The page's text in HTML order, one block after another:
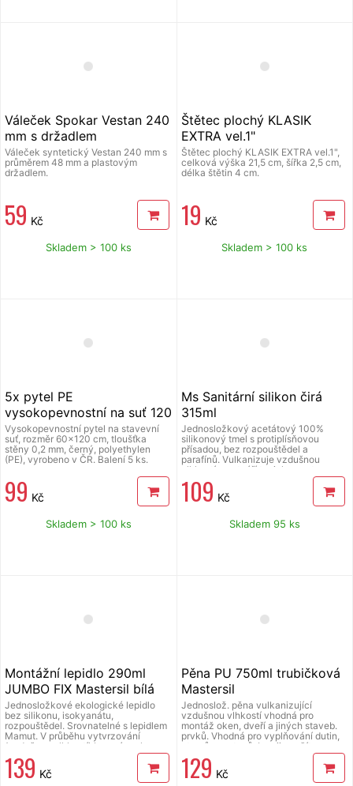
Váleček Spokar Vestan 240
mm s držadlem
Váleček syntetický Vestan 240 mm s
průměrem 48 mm a plastovým
držadlem.
59 Kč
Skladem > 100 ks
Štětec plochý KLASIK
EXTRA vel.1"
Štětec plochý KLASIK EXTRA vel.1",
celková výška 21,5 cm, šířka 2,5 cm,
délka štětin 4 cm.
19 Kč
Skladem > 100 ks
5x pytel PE
vysokopevnostní na suť 120
x 60 cm, tl. 200µ, ČR
Vysokopevnostní pytel na stavevní
suť, rozměr 60x120 cm, tloušťka
stěny 0,2 mm, černý, polyethylen
(PE), vyrobeno v ČR. Balení 5 ks.
99 Kč
Skladem > 100 ks
Ms Sanitární silikon čirá
315ml
Jednosložkový acetátový 100%
silikonový tmel s protiplísňovou
přísadou, bez rozpouštědel a
parafínů. Vulkanizuje vzdušnou
vlhkostí a vytváří typickou octovou
vůni. Odolává UV záření, má
minimální smrštění, je barevně stálý,
nelze přetírat. Vhodný zejména pro
myčky aut, výrobu oken a dveří... s
požadavky na vysokou životnost,
109 Kč
Skladem 95 ks
Montážní lepidlo 290ml
JUMBO FIX Mastersil bílá
Jednosložkové ekologické lepidlo
bez silikonu, isokyanátu,
rozpouštědel. Srovnatelné s lepidlem
Mamut. V průběhu vytvrzování
(vzdušnou vlhkostí) bez zápachu,
odolává UV záření, rozpouštědlům,
zředěným chemikáliím, plísním, je
přetíratelné nejen po vytvrzení, ale již
139 Kč
Pěna PU 750ml trubičková
Mastersil
Jednoslož. pěna vulkanizující
vzdušnou vlhkostí vhodná pro
montáž oken, dveří a jiných staveb.
prvků. Vhodná pro vyplňování dutin,
otvorů, prostupů. Lze ji použít pro
izolaci vodovod. potrubí, bojlerů apod.
Vytváří polotuhou pěn. strukturu.
129 Kč